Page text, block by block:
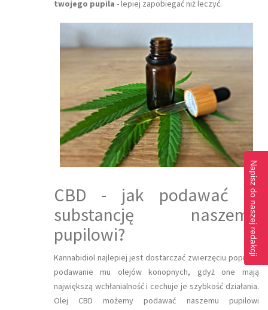
twojego pupila - lepiej zapobiegać niż leczyć.
CBD - jak podawać tę
substancję naszemu
pupilowi?
Kannabidiol najlepiej jest dostarczać zwierzęciu poprzez
podawanie mu olejów konopnych, gdyż one mają
największą wchłanialność i cechuje je szybkość działania.
Olej CBD możemy podawać naszemu pupilowi
Napisz do naszej redakcji